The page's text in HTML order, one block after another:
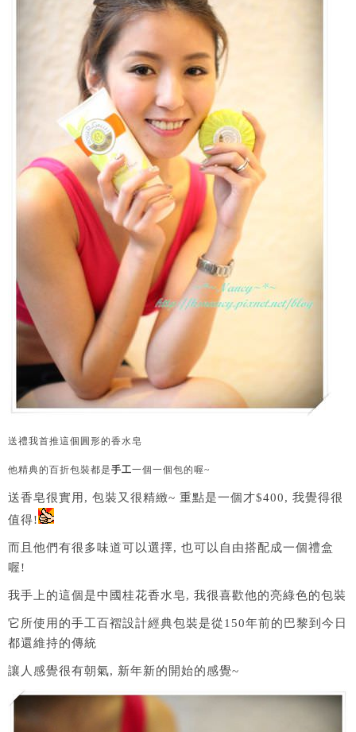
送禮我首推這個圓形的香水皂
他精典的百折包裝都是手工一個一個包的喔~
送香皂很實用, 包裝又很精緻~ 重點是一個才$400, 我覺得很
值得!
而且他們有很多味道可以選擇, 也可以自由搭配成一個禮盒
喔!
我手上的這個是中國桂花香水皂, 我很喜歡他的亮綠色的包裝
它所使用的手工百褶設計經典包裝是從150年前的巴黎到今日
都還維持的傳統
讓人感覺很有朝氣, 新年新的開始的感覺~